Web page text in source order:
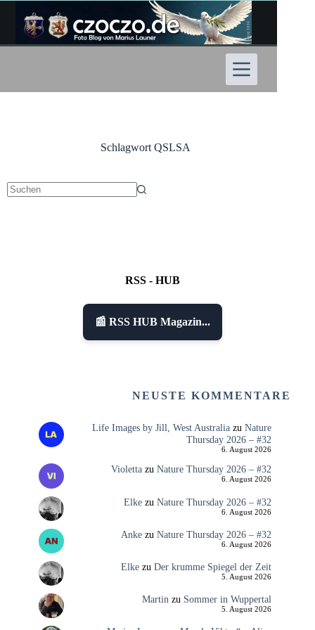
Inhalt
springen
Schlagwort QSLSA
RSS - HUB
📰 RSS HUB Magazin...
NEUSTE KOMMENTARE
Life Images by Jill, West Australiazu Nature
Thursday 2026 – #32
6. August 2026
Violettazu Nature Thursday 2026 – #32
6. August 2026
Elkezu Nature Thursday 2026 – #32
6. August 2026
Ankezu Nature Thursday 2026 – #32
6. August 2026
Elkezu Der krumme Spiegel der Zeit
5. August 2026
Martin zu Sommer in Wuppertal
5. August 2026